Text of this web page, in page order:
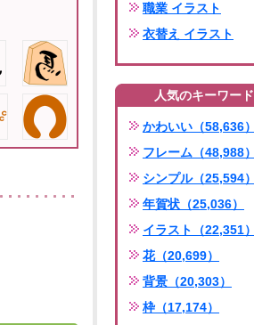
職業 イラスト
衣替え イラスト
人気のキーワード
かわいい（58,636）
フレーム（48,988）
シンプル（25,594）
年賀状（25,036）
イラスト（22,351）
花（20,699）
背景（20,303）
枠（17,174）